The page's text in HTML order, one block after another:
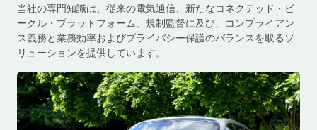
当社の専門知識は、従来の電気通信、新たなコネクテッド・ビ
ークル・プラットフォーム、規制監督に及び、コンプライアン
ス義務と業務効率およびプライバシー保護のバランスを取るソ
リューションを提供しています。.